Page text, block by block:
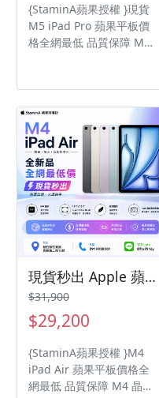
{StaminA蘋果授權 }現貨
M5 iPad Pro 蘋果平板價
格全網最低 品質保障 M5
機
現貨秒出 Apple 蘋果iPad Air 13吋 128G WiFi/ipadair8/ipadairM4/ipadair
$31,900
$29,200
{StaminA蘋果授權 }M4
iPad Air 蘋果平板價格全
網最低 品質保障 M4 晶片